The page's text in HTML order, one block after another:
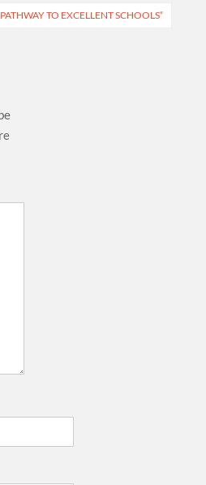
TO EXCELLENT SCHOOLS“